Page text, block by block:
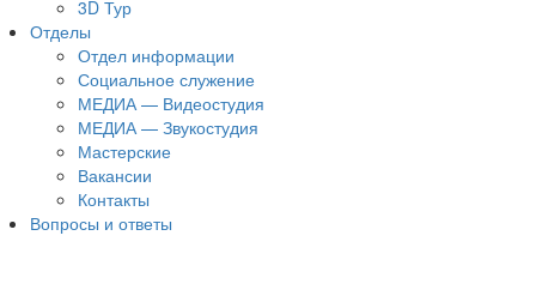
3D Тур
Отделы
Отдел информации
Социальное служение
МЕДИА — Видеостудия
МЕДИА — Звукостудия
Мастерские
Вакансии
Контакты
Вопросы и ответы